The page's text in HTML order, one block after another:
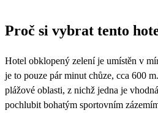
Proč si vybrat tento
Hotel obklopený zelení je umístěn v
je to pouze pár minut chůze, cca 600
plážové oblasti, z nichž jedna je
pochlubit bohatým sportovním